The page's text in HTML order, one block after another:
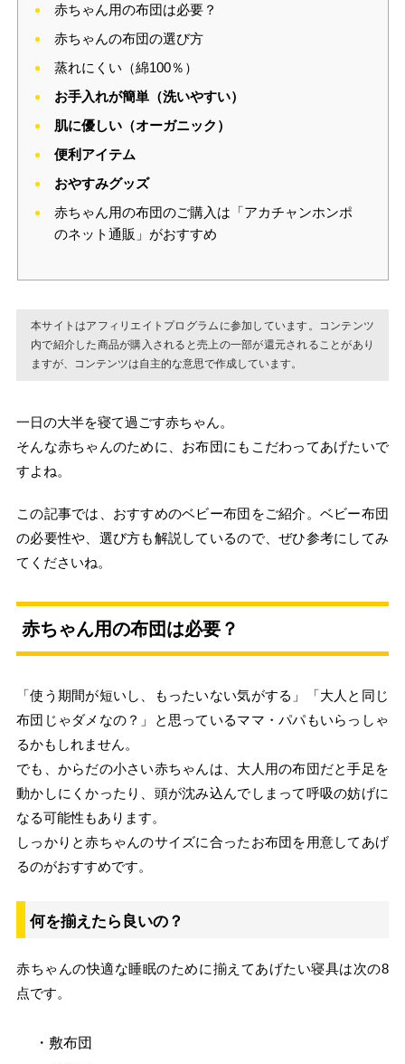
赤ちゃん用の布団は必要？
赤ちゃんの布団の選び方
蒸れにくい（綿100％）
お手入れが簡単（洗いやすい）
肌に優しい（オーガニック）
便利アイテム
おやすみグッズ
赤ちゃん用の布団のご購入は「アカチャンホンポ
のネット通販」がおすすめ
本サイトはアフィリエイトプログラムに参加しています。コンテンツ
内で紹介した商品が購入されると売上の一部が還元されることがあり
ますが、コンテンツは自主的な意思で作成しています。
一日の大半を寝て過ごす赤ちゃん。
そんな赤ちゃんのために、お布団にもこだわってあげたいで
すよね。
この記事では、おすすめのベビー布団をご紹介。ベビー布団
の必要性や、選び方も解説しているので、ぜひ参考にしてみ
てくださいね。
赤ちゃん用の布団は必要？
「使う期間が短いし、もったいない気がする」「大人と同じ
布団じゃダメなの？」と思っているママ・パパもいらっしゃ
るかもしれません。
でも、からだの小さい赤ちゃんは、大人用の布団だと手足を
動かしにくかったり、頭が沈み込んでしまって呼吸の妨げに
なる可能性もあります。
しっかりと赤ちゃんのサイズに合ったお布団を用意してあげ
るのがおすすめです。
何を揃えたら良いの？
赤ちゃんの快適な睡眠のために揃えてあげたい寝具は次の8
点です。
・敷布団